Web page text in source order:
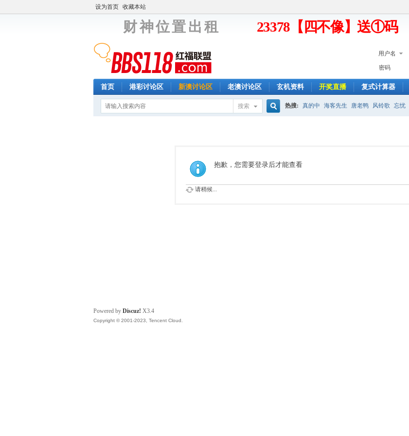
设为首页 收藏本站
财 神 位 置 出 租 23378【四不像】送①码
用户名
密码
首页 港彩讨论区 新澳讨论区 老澳讨论区 玄机资料 开奖直播 复式计算器
搜索
索
热搜: 真的中 海客先生 唐老鸭 风铃歌 忘忧
抱歉，您需要登录后才能查看
请稍候...
Powered by Discuz! X3.4
Copyright © 2001-2023, Tencent Cloud.